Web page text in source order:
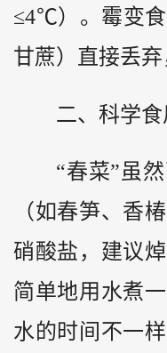
≤4℃）。霉变
甘蔗）直接丢弃
二、科学
“春菜”虽
（如春笋、香
硝酸盐，建议
简单地用水煮
水的时间不一